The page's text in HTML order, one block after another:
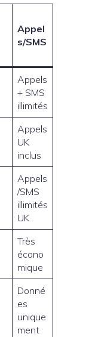
Appel
s/SMS
Appels
+ SMS
illimités
Appels
UK
inclus
Appels
/SMS
illimités
UK
Très
écono
mique
Donné
es
unique
ment